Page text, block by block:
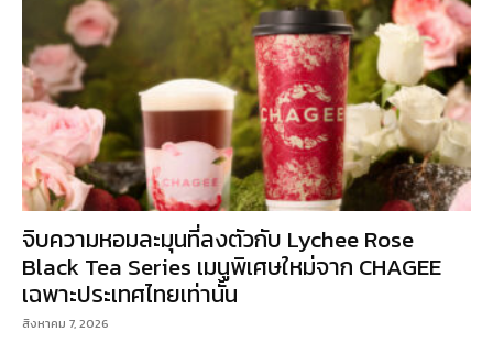
จิบความหอมละมุนที่ลงตัวกับ Lychee Rose
Black Tea Series เมนูพิเศษใหม่จาก CHAGEE
เฉพาะประเทศไทยเท่านั้น
สิงหาคม 7, 2026